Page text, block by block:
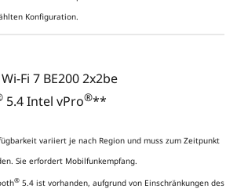
mit Intel vPro® bieten
sowie CPU und GPUs
335 TOPS. Ideal für
Workflows –
Aufgaben
Konfiguration.
Wi-Fi 7 BE200 2x2be
5.4 Intel vPro®**
variiert je nach Region und muss zum Zeitpunkt
Sie erfordert Mobilfunkempfang.
® 5.4 ist vorhanden, aufgrund von Einschränkungen des